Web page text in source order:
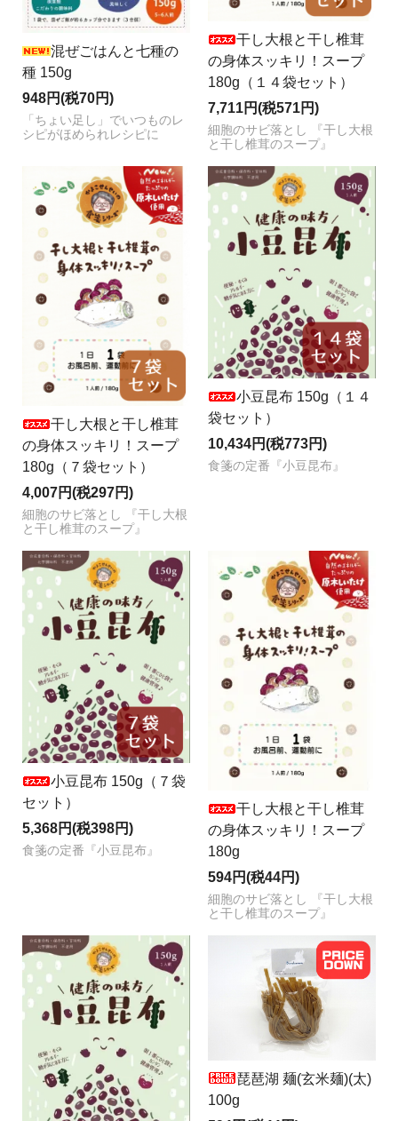
混ぜごはんと七種の
種 150g
948円(税70円)
「ちょい足し」でいつものレ
シピがほめられレシピに
干し大根と干し椎茸
の身体スッキリ！スープ
180g（１４袋セット）
7,711円(税571円)
細胞のサビ落とし 『干し大根
と干し椎茸のスープ』
干し大根と干し椎茸
の身体スッキリ！スープ
180g（７袋セット）
4,007円(税297円)
細胞のサビ落とし 『干し大根
と干し椎茸のスープ』
小豆昆布 150g（１４
袋セット）
10,434円(税773円)
食箋の定番『小豆昆布』
小豆昆布 150g（７袋
セット）
5,368円(税398円)
食箋の定番『小豆昆布』
干し大根と干し椎茸
の身体スッキリ！スープ
180g
594円(税44円)
細胞のサビ落とし 『干し大根
と干し椎茸のスープ』
琵琶湖 麺(玄米麺)(太)
100g